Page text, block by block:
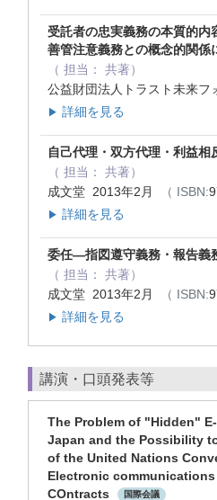
受託者の忠実義務の本質的内
善管注意義務との概念的関係
（ 担当： 共著）
公益財団法人トラスト未来フ
▶ 詳細を見る
自己代理・双方代理・利益相
（ 担当： 共著）
成文堂 2013年2月
（ ISBN:
▶ 詳細を見る
委任―指図遵守義務・報告
（ 担当： 共著）
成文堂 2013年2月
（ ISBN:
▶ 詳細を見る
講演・口頭発表等
The Problem of "Hidden"
Japan and the Possibility
of the United Nations
Electronic
COntracts
国際会議